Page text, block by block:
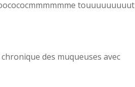
touuuuuuuuut
des muqueuses avec